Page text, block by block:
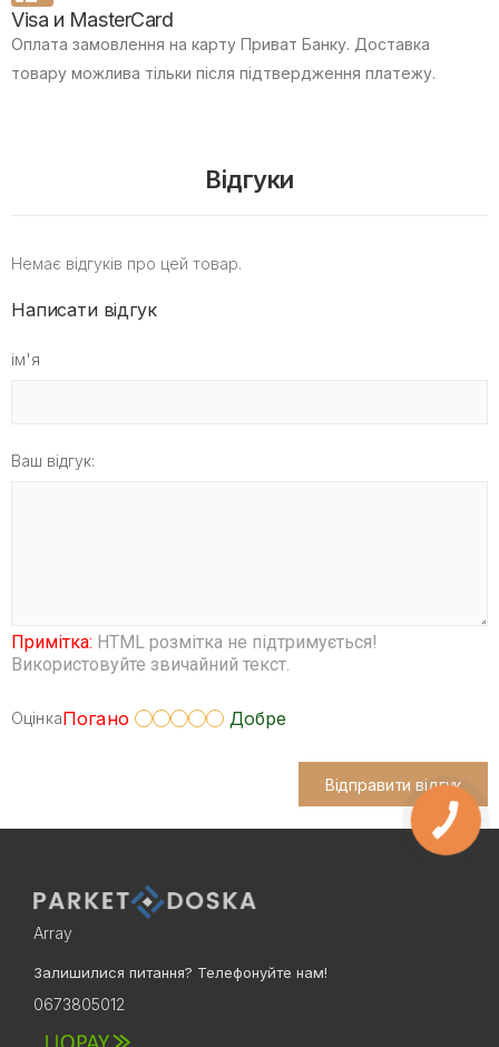
Visa и MasterCard
Оплата замовлення на карту Приват Банку. Доставка
товару можлива тільки після підтвердження платежу.
Відгуки
Немає відгуків про цей товар.
Написати відгук
ім'я
Ваш відгук:
Примітка: HTML розмітка не підтримується!
Використовуйте звичайний текст.
ОцінкаПогано Добре
Відправити відгук
Array
Залишилися питання? Телефонуйте нам!
0673805012